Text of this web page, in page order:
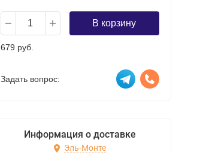
В корзину
679 руб.
Задать вопрос:
Информация о доставке
Эль-Монте